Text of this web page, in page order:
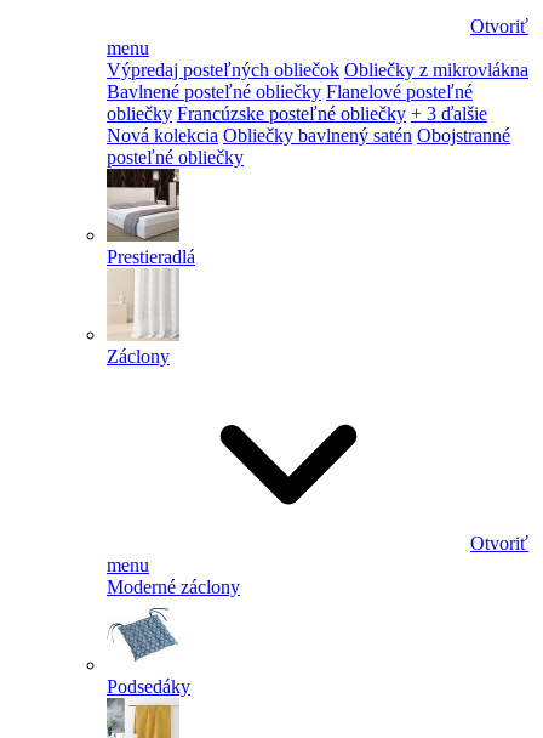
Otvoriť
menu
Výpredaj posteľných obliečok Obliečky z mikrovlákna
Bavlnené posteľné obliečky Flanelové posteľné
obliečky Francúzske posteľné obliečky + 3 ďalšie
Nová kolekcia Obliečky bavlnený satén Obojstranné
posteľné obliečky
Prestieradlá
Záclony
Otvoriť
menu
Moderné záclony
Podsedáky